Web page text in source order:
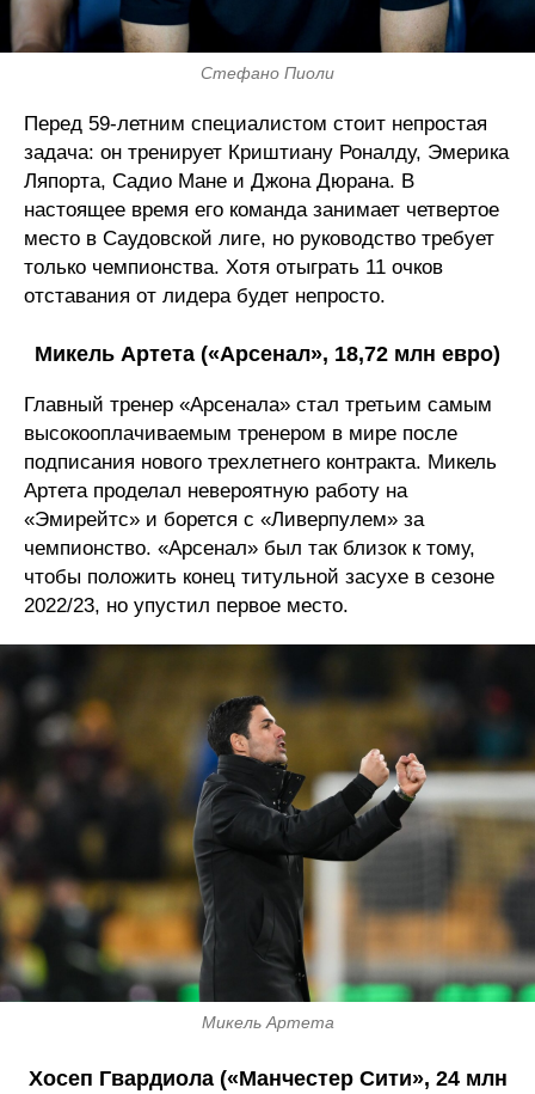
Стефано Пиоли
Перед 59-летним специалистом стоит непростая
задача: он тренирует Криштиану Роналду, Эмерика
Ляпорта, Садио Мане и Джона Дюрана. В
настоящее время его команда занимает четвертое
место в Саудовской лиге, но руководство требует
только чемпионства. Хотя отыграть 11 очков
отставания от лидера будет непросто.
Микель Артета («Арсенал», 18,72 млн евро)
Главный тренер «Арсенала» стал третьим самым
высокооплачиваемым тренером в мире после
подписания нового трехлетнего контракта. Микель
Артета проделал невероятную работу на
«Эмирейтс» и борется с «Ливерпулем» за
чемпионство. «Арсенал» был так близок к тому,
чтобы положить конец титульной засухе в сезоне
2022/23, но упустил первое место.
Микель Артета
Хосеп Гвардиола («Манчестер Сити», 24 млн